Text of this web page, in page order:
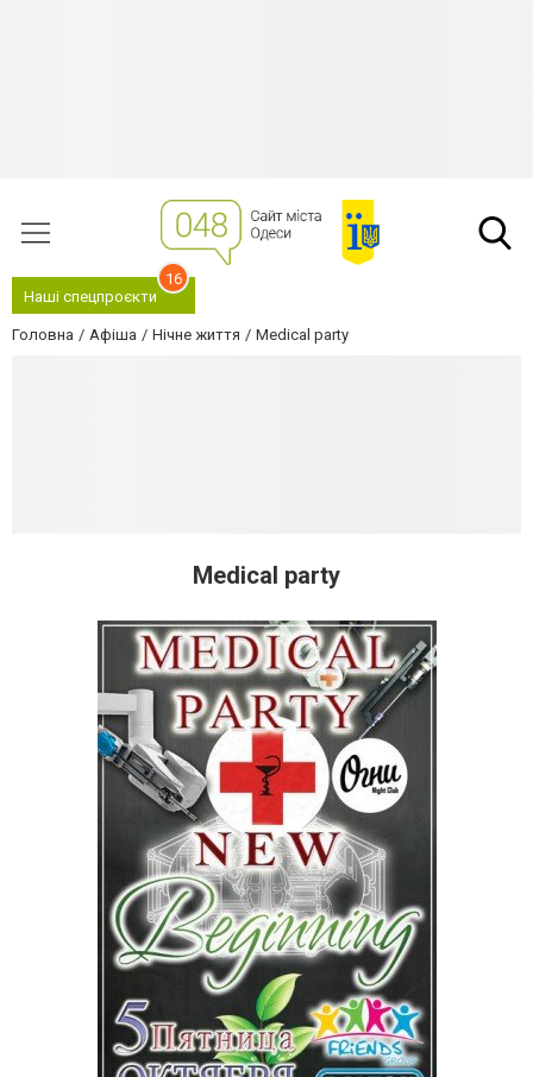
Наші спецпроєкти
16
Головна Афіша Нічне життя Medical party
Medical party